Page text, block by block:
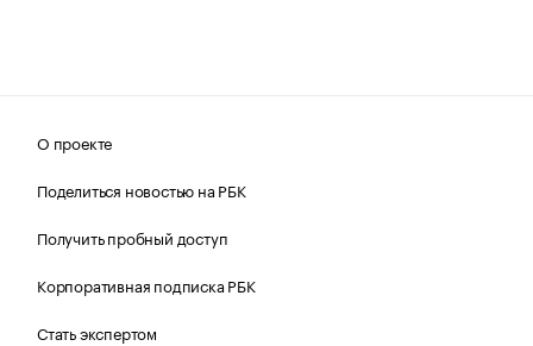
О проекте
Поделиться новостью на РБК
Получить пробный доступ
Корпоративная подписка РБК
Стать экспертом